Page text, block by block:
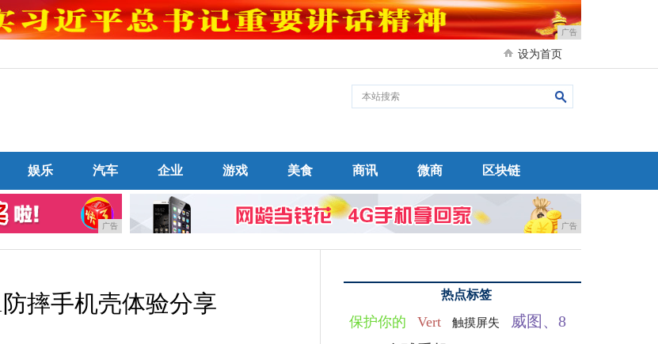
广告
设为首页
娱乐 汽车 企业 游戏 美食 商讯 微商 区块链
广告 广告
摔手机壳体验分享 热点标签
保护你的 Vert 触摸屏失 威图、8